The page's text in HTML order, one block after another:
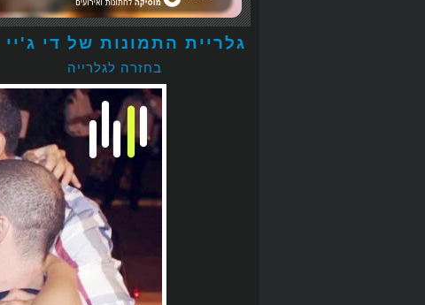
גלריית התמונות של די
בחזרה לגלרייה